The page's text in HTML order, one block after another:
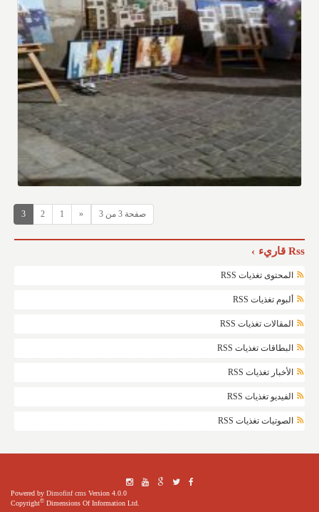
صفحة 3 من 3 «
1
2
3
Rss قاريء
المحتوى تغذيات RSS
ألبوم تغذيات RSS
المقالات تغذيات RSS
البطاقات تغذيات RSS
الأخبار تغذيات RSS
الفيديو تغذيات RSS
الصوتيات تغذيات RSS
Powered by Dimofinf cms Version 4.0.0
Copyright© Dimensions Of Information Ltd.